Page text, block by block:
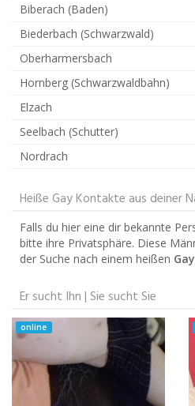
Biberach (Baden)
Biederbach (Schwarzwald)
Oberharmersbach
Hornberg (Schwarzwaldbahn)
Elzach
Seelbach (Schutter)
Nordrach
Heiße Gay Kontakte aus deiner
Falls du hier eine dir bekannte
bitte ihre Privatsphäre. Diese
der Suche nach einem heißen
Er sucht Ihn | Sie sucht Sie
online